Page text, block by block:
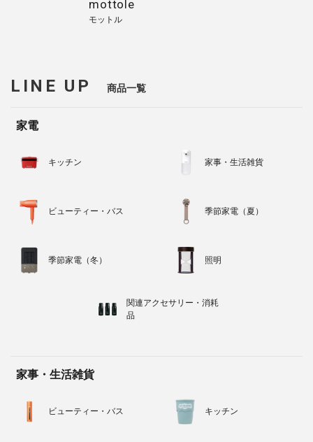
mottole
モットル
LINE UP 商品一覧
家電
キッチン 家事・生活雑貨
ビューティー・バス 季節家電（夏）
季節家電（冬） 照明
関連アクセサリー・消耗
品
家事・生活雑貨
ビューティー・バス キッチン